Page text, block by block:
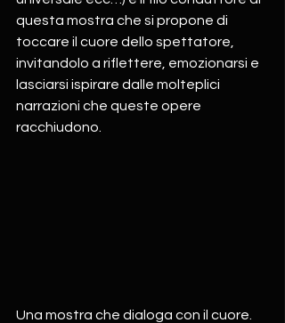
questa mostra che si propone di
toccare il cuore dello spettatore,
invitandolo a riflettere, emozionarsi e
lasciarsi ispirare dalle molteplici
narrazioni che queste opere
racchiudono.
Una mostra che dialoga con il cuore.